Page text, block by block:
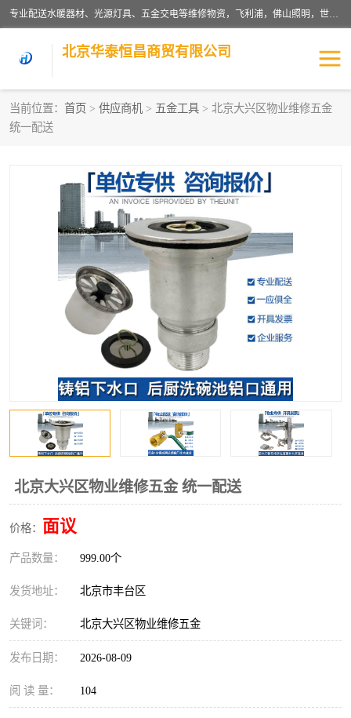
专业配送水暖器材、光源灯具、五金交电等维修物资，飞利浦，佛山照明，世达，博世，九牧，特陶等各产品涉及国内外知名品牌。公司专注与物业、学校、酒店、工厂等单位合作，提供一站式配送服务，降低客户综合成本。依托电子商务改变传统模式，以专业的团队为客户提供24H物资配送到达，货到月结、统一开票，便捷退换等服务，提高了企业的运营效率。
北京华泰恒昌商贸有限公司
当前位置： 首页 > 供应商机 > 五金工具 > 北京大兴区物业维修五金
统一配送
北京大兴区物业维修五金 统一配送
价格： 面议
产品数量： 999.00个
发货地址： 北京市丰台区
关键词： 北京大兴区物业维修五金
发布日期： 2026-08-09
阅 读 量： 104
水暖阀门
涂料辅材